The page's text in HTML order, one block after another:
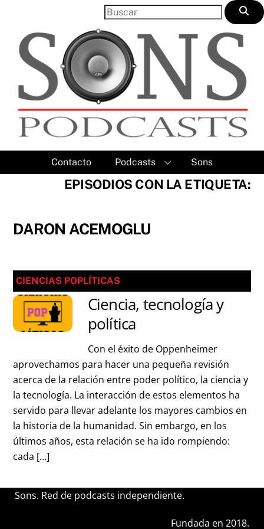
content
Contacto Podcasts Sons
EPISODIOS CON LA ETIQUETA:
DARON ACEMOGLU
CIENCIAS POPLÍTICAS
Ciencia, tecnología y
política
Con el éxito de Oppenheimer
aprovechamos para hacer una pequeña revisión
acerca de la relación entre poder político, la ciencia y
la tecnología. La interacción de estos elementos ha
servido para llevar adelante los mayores cambios en
la historia de la humanidad. Sin embargo, en los
últimos años, esta relación se ha ido rompiendo:
cada […]
Sons. Red de podcasts independiente.
Fundada en 2018.